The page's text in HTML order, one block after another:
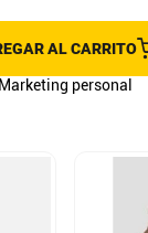
AL CARRITO
Marketing personal